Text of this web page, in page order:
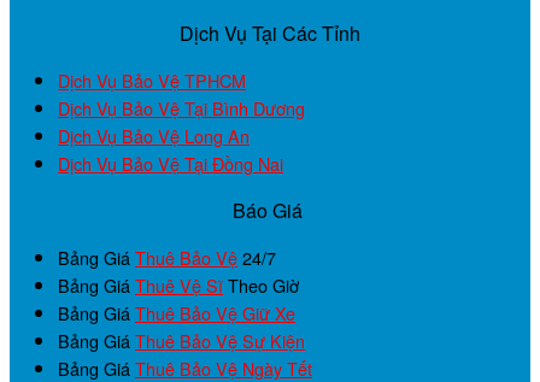
Dịch Vụ Tại Các Tỉnh
Dịch Vụ Bảo Vệ TPHCM
Dịch Vụ Bảo Vệ Tại Bình Dương
Dịch Vụ Bảo Vệ Long An
Dịch Vụ Bảo Vệ Tại Đồng Nai
Báo Giá
Bảng Giá Thuê Bảo Vệ24/7
Bảng Giá Thuê Vệ SĩTheo Giờ
Bảng Giá Thuê Bảo Vệ Giữ Xe
Bảng Giá Thuê Bảo Vệ Sự Kiện
Bảng Giá Thuê Bảo Vệ Ngày Tết